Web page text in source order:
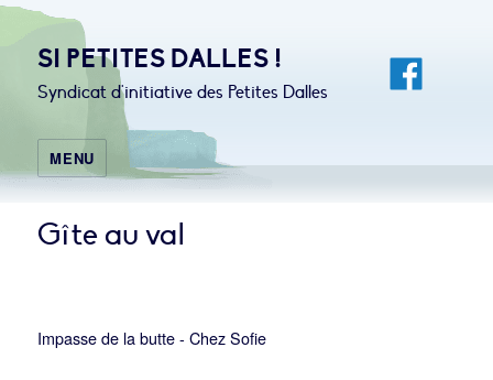
SI PETITES DALLES !
Syndicat d'initiative des Petites Dalles
MENU
Gîte au val
Impasse de la butte - Chez Sofie